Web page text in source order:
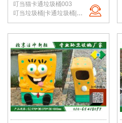
叮当猫卡通垃圾桶003
叮当垃圾桶|卡通垃圾桶|校园垃圾桶|幼儿园果皮箱|玻璃钢垃圾桶定制|北京洁净新雅